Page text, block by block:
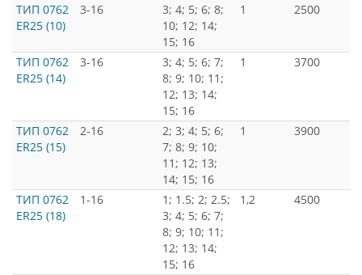
ТИП 0762
ER25 (10)
3-16
3; 4; 5; 6; 8;
10; 12; 14;
15; 16
1 2500
ТИП 0762
ER25 (14)
3-16
3; 4; 5; 6; 7;
8; 9; 10; 11;
12; 13; 14;
15; 16
1 3700
ТИП 0762
ER25 (15)
2-16
2; 3; 4; 5; 6;
7; 8; 9; 10;
11; 12; 13;
14; 15; 16
1 3900
ТИП 0762
ER25 (18)
1-16
1; 1.5; 2; 2.5;
3; 4; 5; 6; 7;
8; 9; 10; 11;
12; 13; 14;
15; 16
1,2 4500